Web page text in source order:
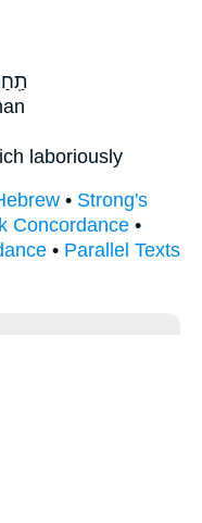
laboriously
• Strong's
Concordance •
• Parallel Texts